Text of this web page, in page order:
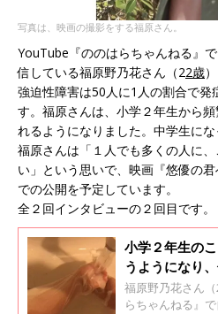
写真は、映画の撮影をする福原さん。
YouTube『ののはらちゃんねる』
信している福原野乃花さん（22歳）
強迫性障害は50人に1人の割合で発
す。福原さんは、小学２年生から
れるようになりました。中学生にな
福原さんは「１人でも多くの人に
い」という思いで、映画『悠優の
での公開を予定しています。
全２回インタビューの２回目です。
小学２年生の
うようになり
うように【強
福原野乃花さん
らちゃんねる』